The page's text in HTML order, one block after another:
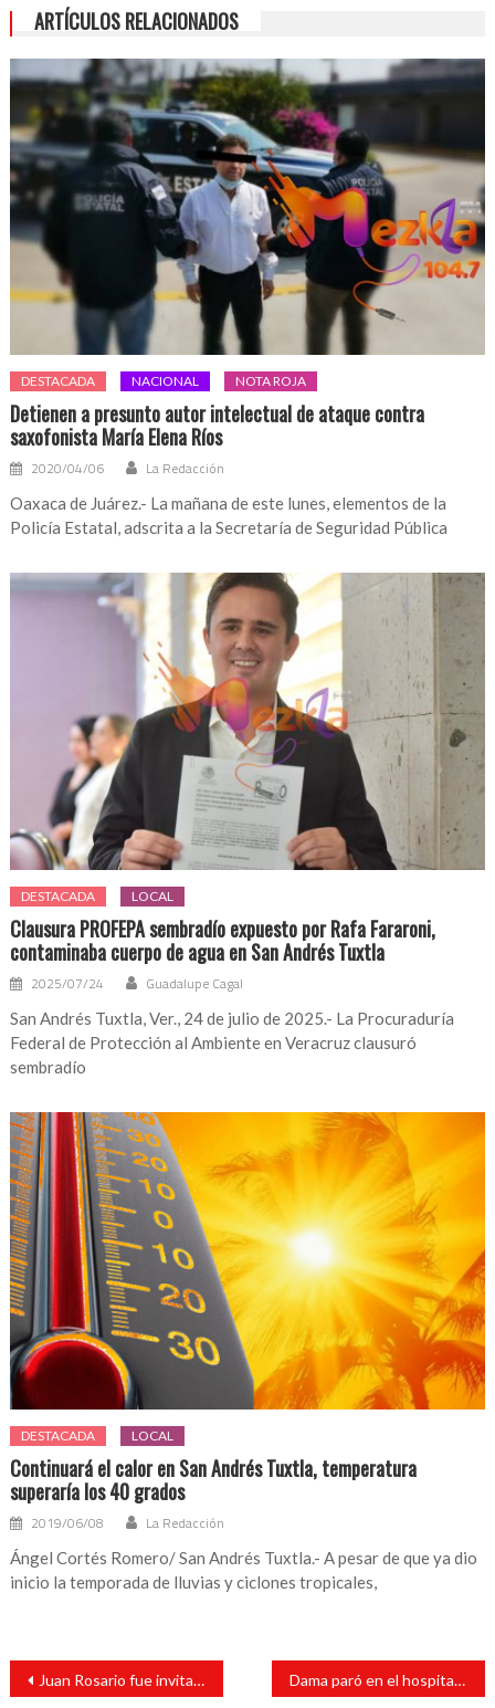
ARTÍCULOS RELACIONADOS
DESTACADA NACIONAL NOTA ROJA
Detienen a presunto autor intelectual de ataque contra
saxofonista María Elena Ríos
2020/04/06 La Redacción
Oaxaca de Juárez.- La mañana de este lunes, elementos de la
Policía Estatal, adscrita a la Secretaría de Seguridad Pública
DESTACADA LOCAL
Clausura PROFEPA sembradío expuesto por Rafa Fararoni,
contaminaba cuerpo de agua en San Andrés Tuxtla
2025/07/24 Guadalupe Cagal
San Andrés Tuxtla, Ver., 24 de julio de 2025.- La Procuraduría
Federal de Protección al Ambiente en Veracruz clausuró
sembradío
DESTACADA LOCAL
Continuará el calor en San Andrés Tuxtla, temperatura
superaría los 40 grados
2019/06/08 La Redacción
Ángel Cortés Romero/ San Andrés Tuxtla.- A pesar de que ya dio
inicio la temporada de lluvias y ciclones tropicales,
Navegación
entradas
Juan Rosario fue invitado a la graduación del Tebaev de Zapoapan de Cabañas Dama paró en el hospital luego de discutir con su pareja